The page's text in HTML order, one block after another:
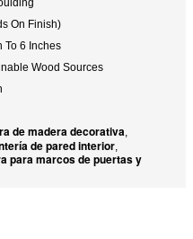
On Finish)
To 6 Inches
Wood Sources
de madera decorativa,
de pared interior,
para marcos de puertas y